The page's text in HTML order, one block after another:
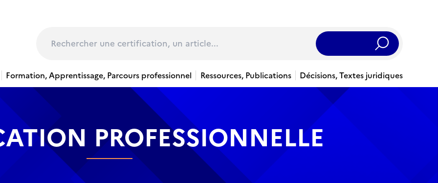
Rechercher
Formation, Apprentissage, Parcours professionnel Ressources, Publications Décisions, Textes juridiques
PROFESSIONNELLE